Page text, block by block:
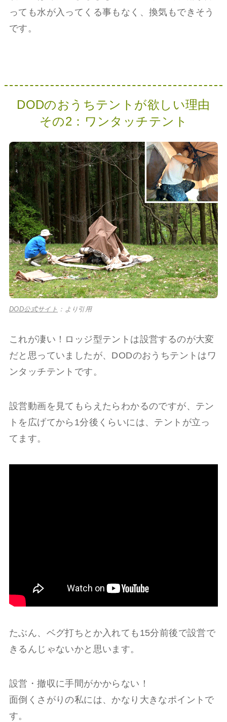
っても水が入ってくる事もなく、換気もできそう
です。
DODのおうちテントが欲しい理由
その2：ワンタッチテント
DOD公式サイト ：より引用
これが凄い！ロッジ型テントは設営するのが大変
だと思っていましたが、DODのおうちテントはワ
ンタッチテントです。
設営動画を見てもらえたらわかるのですが、テン
トを広げてから1分後くらいには、テントが立っ
てます。
たぶん、ベグ打ちとか入れても15分前後で設営で
きるんじゃないかと思います。
設営・撤収に手間がかからない！
面倒くさがりの私には、かなり大きなポイントで
す。